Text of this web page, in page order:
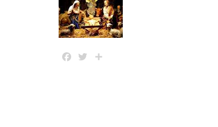
FacebookTwitter